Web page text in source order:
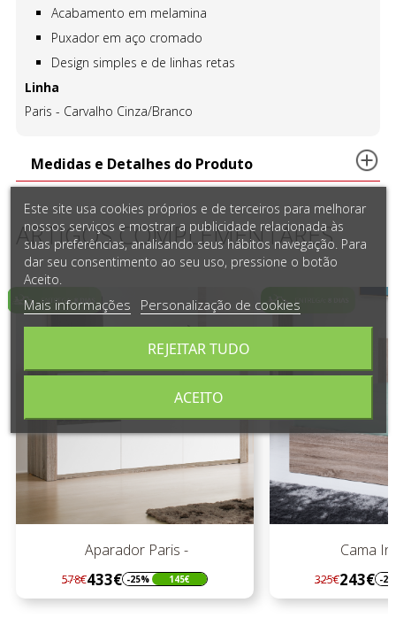
Acabamento em melamina
Puxador em aço cromado
Design simples e de linhas retas
Linha
Paris - Carvalho Cinza/Branco
Medidas e Detalhes do Produto
ARTIGOS COMPLEMENTARES
Aparador Paris -
Regular
preço
578€433€
Preço -25% 145€
Cama
Regular
preço
325€243€
Preço -
Este site usa cookies próprios e de terceiros para melhorar
nossos serviços e mostrar a publicidade relacionada às
suas preferências, analisando seus hábitos navegação. Para
dar seu consentimento ao seu uso, pressione o botão
Aceito.
Mais informações Personalização de cookies
REJEITAR TUDO
ACEITO